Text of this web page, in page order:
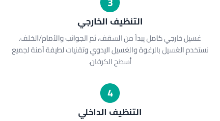
التنظيف الخارجي
غسيل خارجي كامل يبدأ من السقف، ثم الجوانب والأمام/الخلف.
نستخدم الغسيل بالرغوة والغسيل اليدوي وتقنيات لطيفة آمنة لجميع
أسطح الكرفان.
4
التنظيف الداخلي